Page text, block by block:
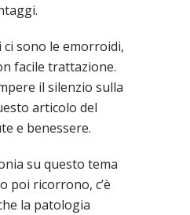
sono le emorroidi,
facile trattazione.
il silenzio sulla
articolo del
e benessere.
su questo tema
poi ricorrono, c’è
la patologia